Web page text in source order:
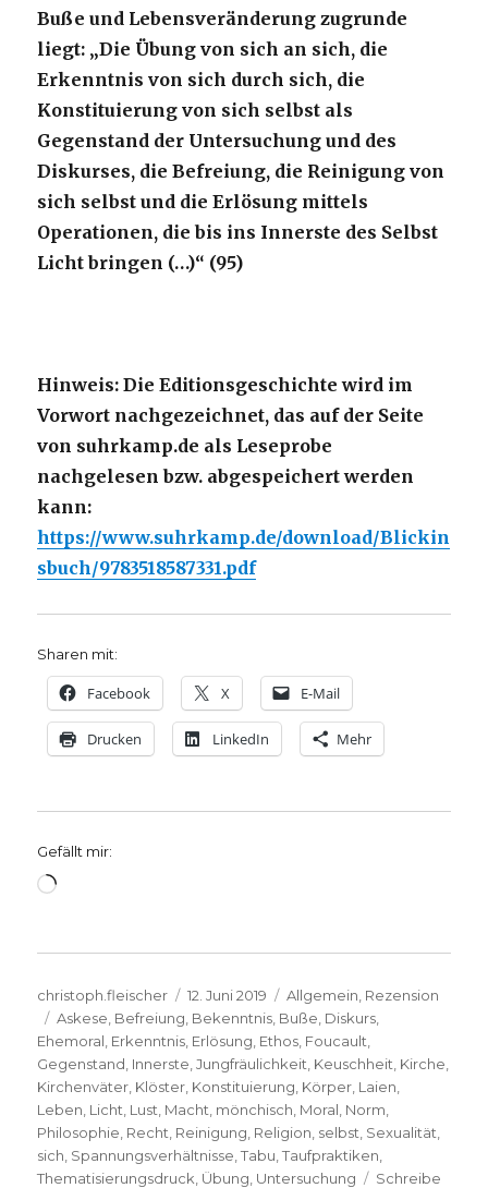
Buße und Lebensveränderung zugrunde
liegt: „Die Übung von sich an sich, die
Erkenntnis von sich durch sich, die
Konstituierung von sich selbst als
Gegenstand der Untersuchung und des
Diskurses, die Befreiung, die Reinigung von
sich selbst und die Erlösung mittels
Operationen, die bis ins Innerste des Selbst
Licht bringen (…)“ (95)
Hinweis: Die Editionsgeschichte wird im
Vorwort nachgezeichnet, das auf der Seite
von suhrkamp.de als Leseprobe
nachgelesen bzw. abgespeichert werden
kann:
https://www.suhrkamp.de/download/Blickin
sbuch/9783518587331.pdf
Sharen mit:
Facebook X E-Mail
Drucken LinkedIn Mehr
Gefällt mir:
Wird
Autor
christoph.fleischer
Veröffentlicht
am
12. Juni 2019 Kategorien
Allgemein Rezension
Schlagwörter
Askese Befreiung Bekenntnis Buße Diskurs
Ehemoral Erkenntnis Erlösung Ethos Foucault
Gegenstand Innerste ,Jungfräulichkeit Keuschheit Kirche
Kirchenväter Klöster Konstituierung Körper Laien
Leben Licht Lust Macht mönchisch Moral Norm
Philosophie Recht Reinigung Religion selbst Sexualität
sich Spannungsverhältnisse ,Tabu ,Taufpraktiken
Thematisierungsdruck Übung Untersuchung
Schreibe